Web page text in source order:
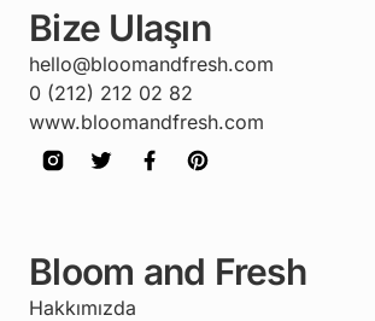
Bize Ulaşın
hello@bloomandfresh.com
0 (212) 212 02 82
www.bloomandfresh.com
Bloom and Fresh
Hakkımızda